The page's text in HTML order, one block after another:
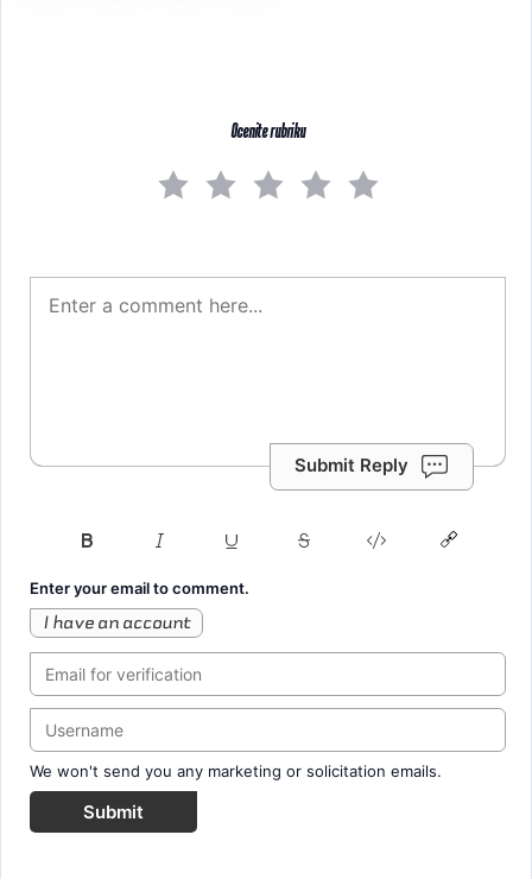
Ocenite rubriku
Submit Reply
Enter your email to comment.
I have an account
We won't send you any marketing or solicitation emails.
Submit